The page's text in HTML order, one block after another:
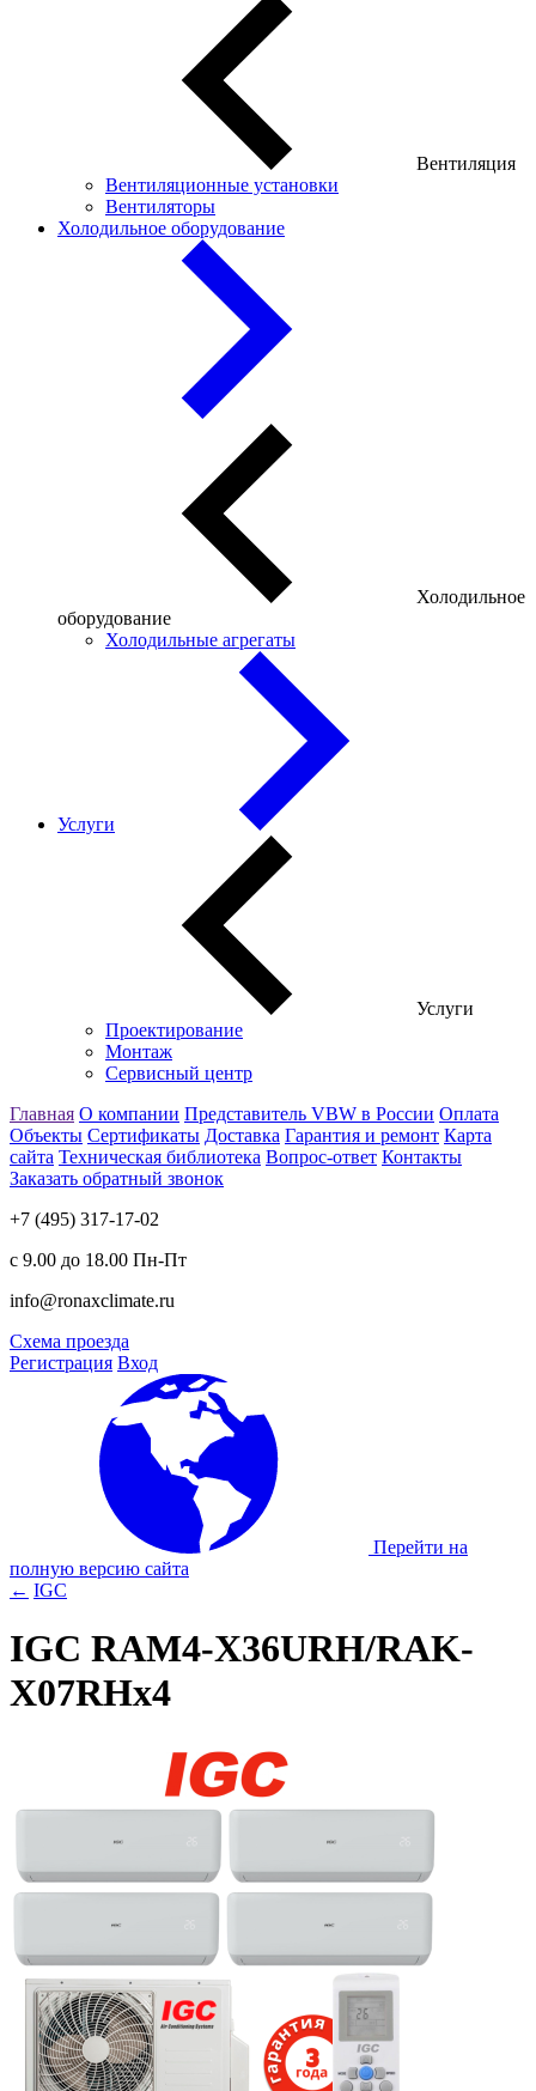
Вентиляция
Вентиляционные установки
Вентиляторы
Холодильное оборудование
Холодильное
оборудование
Холодильные агрегаты
Услуги
Услуги
Проектирование
Монтаж
Сервисный центр
Главная О компании Представитель VBW в России Оплата
Объекты Сертификаты Доставка Гарантия и ремонт Карта
сайта Техническая библиотека Вопрос-ответ Контакты
Заказать обратный звонок
+7 (495) 317-17-02
с 9.00 до 18.00 Пн-Пт
info@ronaxclimate.ru
Схема проезда
Регистрация Вход
Перейти на
полную версию сайта
← IGC
IGC RAM4-X36URH/RAK-
X07RHx4